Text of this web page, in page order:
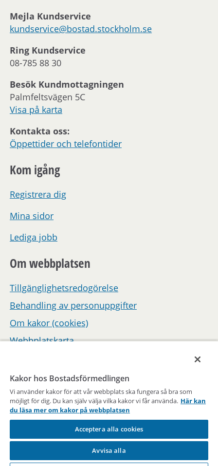
Mejla Kundservice
kundservice@bostad.stockholm.se
Ring Kundservice
08-785 88 30
Besök Kundmottagningen
Palmfeltsvägen 5C
Visa på karta
Kontakta oss:
Öppettider och telefontider
Kom igång
Registrera dig
Mina sidor
Lediga jobb
Om webbplatsen
Tillgänglighetsredogörelse
Behandling av personuppgifter
Om kakor (cookies)
Webbplatskarta
En del av Stockholms stad
Kakor hos Bostadsförmedlingen
Vi använder kakor för att vår webbplats ska fungera så bra som
möjligt för dig. Du kan själv välja vilka kakor vi får använda. Här kan
du läsa mer om kakor på webbplatsen
Acceptera alla cookies
Avvisa alla